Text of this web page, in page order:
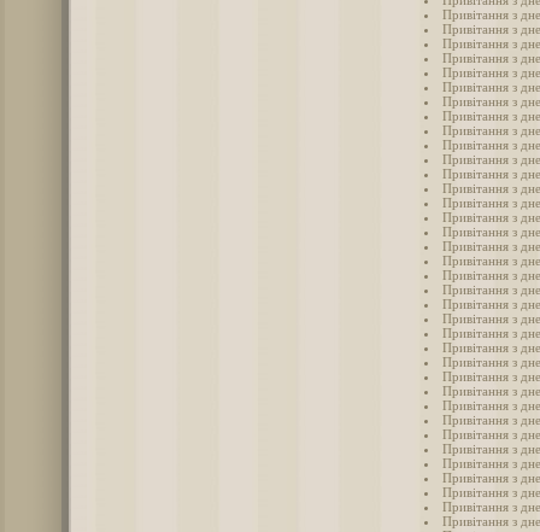
Привітання з
Привітання з
Привітання з
Привітання з
Привітання з
Привітання з
Привітання з
Привітання з
Привітання з
Привітання з
Привітання з
Привітання з
Привітання з
Привітання з
Привітання з
Привітання з
Привітання з
Привітання з
Привітання з
Привітання з
Привітання з
Привітання з
Привітання з
Привітання з
Привітання з
Привітання з
Привітання з
Привітання з
Привітання з
Привітання з
Привітання з
Привітання з
Привітання з
Привітання з
Привітання з
Привітання з